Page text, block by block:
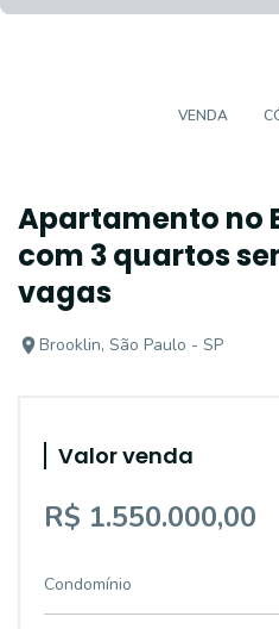
VENDA
Apartamento no
com 3 quartos
vagas
Brooklin, São Paulo - SP
Valor venda
R$ 1.550.000,00
Condomínio